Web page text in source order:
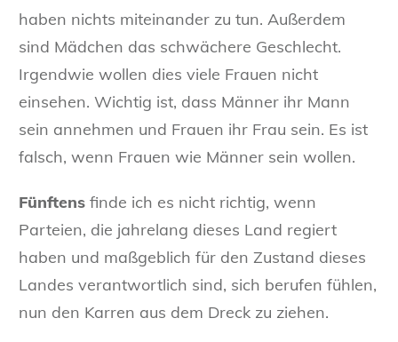
haben nichts miteinander zu tun. Außerdem
sind Mädchen das schwächere Geschlecht.
Irgendwie wollen dies viele Frauen nicht
einsehen. Wichtig ist, dass Männer ihr Mann
sein annehmen und Frauen ihr Frau sein. Es ist
falsch, wenn Frauen wie Männer sein wollen.
Fünftens finde ich es nicht richtig, wenn
Parteien, die jahrelang dieses Land regiert
haben und maßgeblich für den Zustand dieses
Landes verantwortlich sind, sich berufen fühlen,
nun den Karren aus dem Dreck zu ziehen.